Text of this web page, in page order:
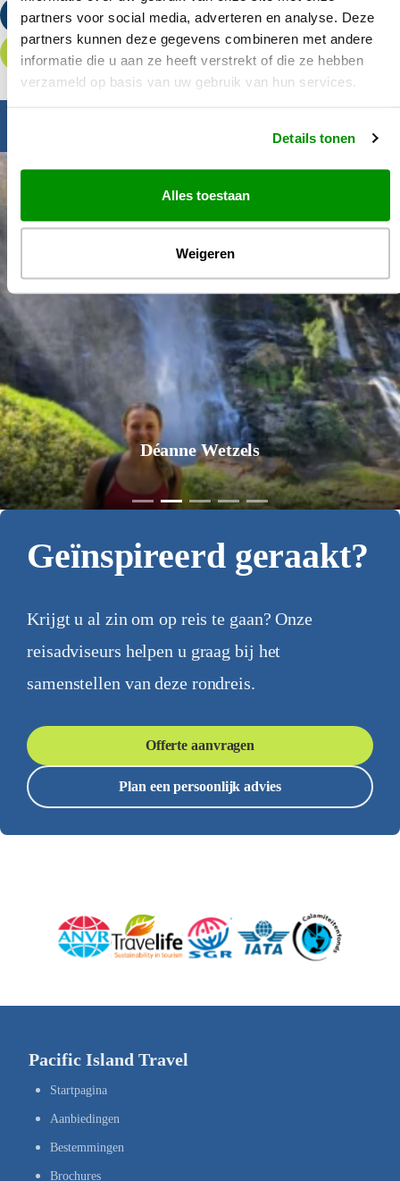
partners voor social media, adverteren en analyse. Deze
partners kunnen deze gegevens combineren met andere
informatie die u aan ze heeft verstrekt of die ze hebben
verzameld op basis van uw gebruik van hun services.
Details tonen
Alles toestaan
Weigeren
Stuur een e-mail
Offerte aanvragen
Déanne Wetzels
Geïnspireerd geraakt?
Krijgt u al zin om op reis te gaan? Onze
reisadviseurs helpen u graag bij het
samenstellen van deze rondreis.
Offerte aanvragen
Plan een persoonlijk advies
Pacific Island Travel
Startpagina
Aanbiedingen
Bestemmingen
Brochures